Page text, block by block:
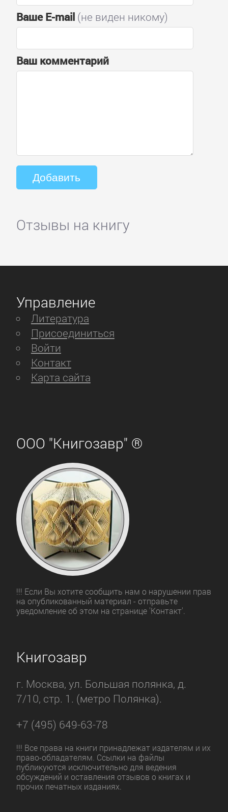
Ваше E-mail(не виден никому)
Ваш комментарий
Отзывы на книгу
Управление
Литература
Присоединиться
Войти
Контакт
Карта сайта
ООО "Книгозавр" ®
!!! Если Вы хотите сообщить нам о нарушении прав
на опубликованный материал - отправьте
уведомление об этом на странице 'Контакт'.
Книгозавр
г. Москва, ул. Большая полянка, д.
7/10, стр. 1. (метро Полянка).
+7 (495) 649-63-78
!!! Все права на книги принадлежат издателям и их
право-обладателям. Ссылки на файлы
публикуются исключительно для ведения
обсуждений и оставления отзывов о книгах и
прочих печатных изданиях.